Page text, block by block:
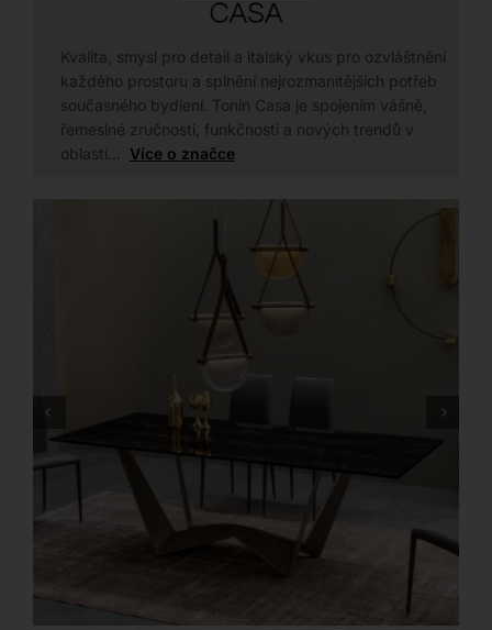
Kvalita, smysl pro detail a italský vkus pro ozvláštnění
každého prostoru a splnění nejrozmanitějších potřeb
současného bydlení. Tonin Casa je spojením vášně,
řemeslné zručnosti, funkčnosti a nových trendů v
oblasti… Více o značce